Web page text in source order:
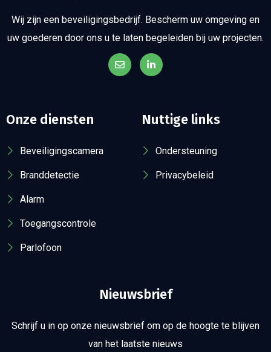
Wij zijn een beveiligingsbedrijf. Bescherm uw omgeving en
uw goederen door ons u te laten begeleiden bij uw projecten.
Onze diensten
Beveiligingscamera
Branddetectie
Alarm
Toegangscontrole
Parlofoon
Nuttige links
Ondersteuning
Privacybeleid
Nieuwsbrief
Schrijf u in op onze nieuwsbrief om op de hoogte te blijven
van het laatste nieuws